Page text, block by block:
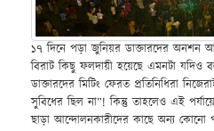
১৭ দিনে পড়া জুনিয়র ডাক্তারদের অনশন
বিরাট কিছু ফলদায়ী হয়েছে এমনটা যদিও
ডাক্তারদের মিটিং ফেরত প্রতিনিধিরা
সুবিধের ছিল না”! কিন্তু তাহলেও এই
ছাড়া আন্দোলনকারীদের কাছে অন্য